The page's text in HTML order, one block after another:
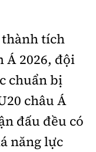
tích
Á 2026, đội
chuẩn bị
châu Á
đấu đều có
năng lực